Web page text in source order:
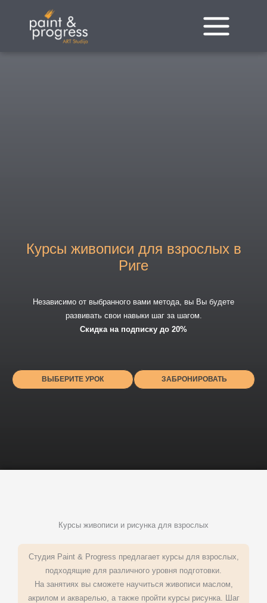
содержимому
Курсы живописи для взрослых в
Риге
Независимо от выбранного вами метода, вы Вы будете
развивать свои навыки шаг за шагом.
Скидка на подписку до 20%
ВЫБЕРИТЕ УРОК ЗАБРОНИРОВАТЬ
Курсы живописи и рисунка для взрослых
Студия Paint & Progress предлагает курсы для взрослых,
подходящие для различного уровня подготовки.
На занятиях вы сможете научиться живописи маслом,
акрилом и акварелью, а также пройти курсы рисунка. Шаг